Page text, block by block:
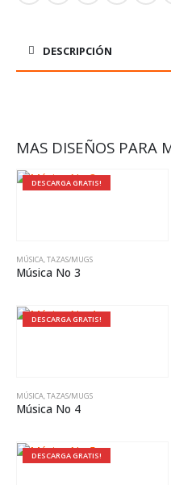
DESCRIPCIÓN
MAS DISEÑOS PARA
DESCARGA GRATIS!
MÚSICA,TAZAS/MUGS
Música No 3
DESCARGA GRATIS!
MÚSICA,TAZAS/MUGS
Música No 4
DESCARGA GRATIS!